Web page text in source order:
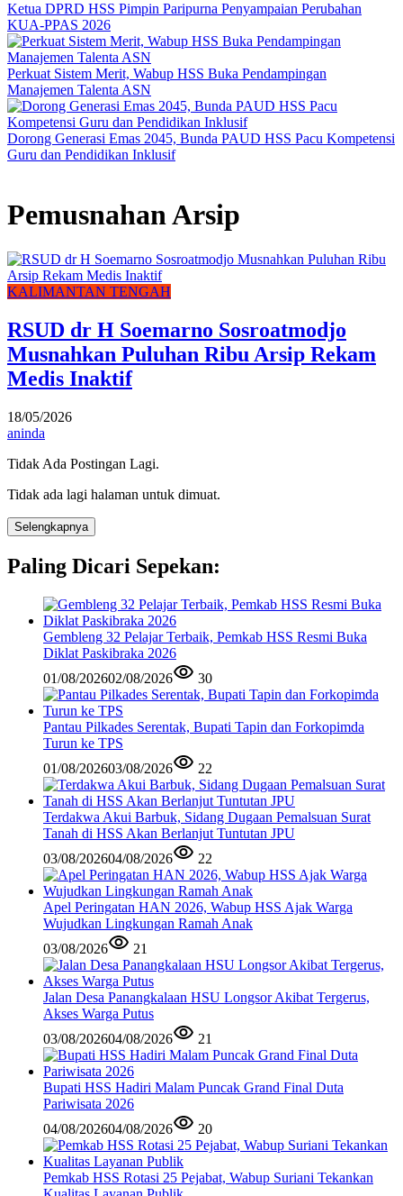
Ketua DPRD HSS Pimpin Paripurna Penyampaian Perubahan
KUA-PPAS 2026
Perkuat Sistem Merit, Wabup HSS Buka Pendampingan
Manajemen Talenta ASN
Dorong Generasi Emas 2045, Bunda PAUD HSS Pacu Kompetensi
Guru dan Pendidikan Inklusif
Pemusnahan Arsip
KALIMANTAN TENGAH
RSUD dr H Soemarno Sosroatmodjo
Musnahkan Puluhan Ribu Arsip Rekam
Medis Inaktif
18/05/2026
aninda
Tidak Ada Postingan Lagi.
Tidak ada lagi halaman untuk dimuat.
Selengkapnya
Paling Dicari Sepekan:
Gembleng 32 Pelajar Terbaik, Pemkab HSS Resmi Buka
Diklat Paskibraka 2026
01/08/202602/08/2026 30
Pantau Pilkades Serentak, Bupati Tapin dan Forkopimda
Turun ke TPS
01/08/202603/08/2026 22
Terdakwa Akui Barbuk, Sidang Dugaan Pemalsuan Surat
Tanah di HSS Akan Berlanjut Tuntutan JPU
03/08/202604/08/2026 22
Apel Peringatan HAN 2026, Wabup HSS Ajak Warga
Wujudkan Lingkungan Ramah Anak
03/08/2026
21
Jalan Desa Panangkalaan HSU Longsor Akibat Tergerus,
Akses Warga Putus
03/08/202604/08/2026 21
Bupati HSS Hadiri Malam Puncak Grand Final Duta
Pariwisata 2026
04/08/202604/08/2026 20
Pemkab HSS Rotasi 25 Pejabat, Wabup Suriani Tekankan